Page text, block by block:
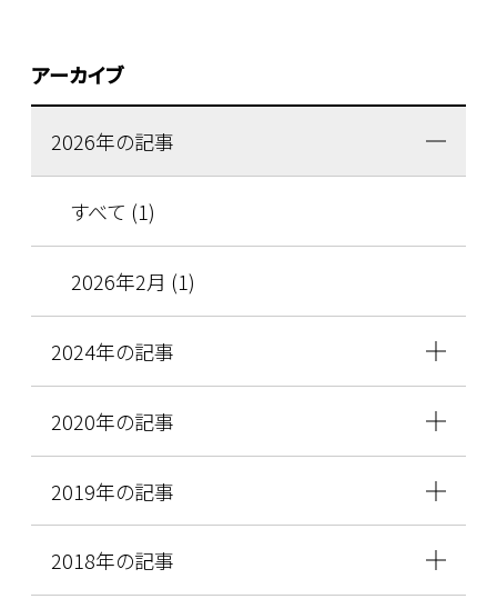
アーカイブ
2026年の記事
すべて (1)
2026年2月 (1)
2024年の記事
2020年の記事
2019年の記事
2018年の記事